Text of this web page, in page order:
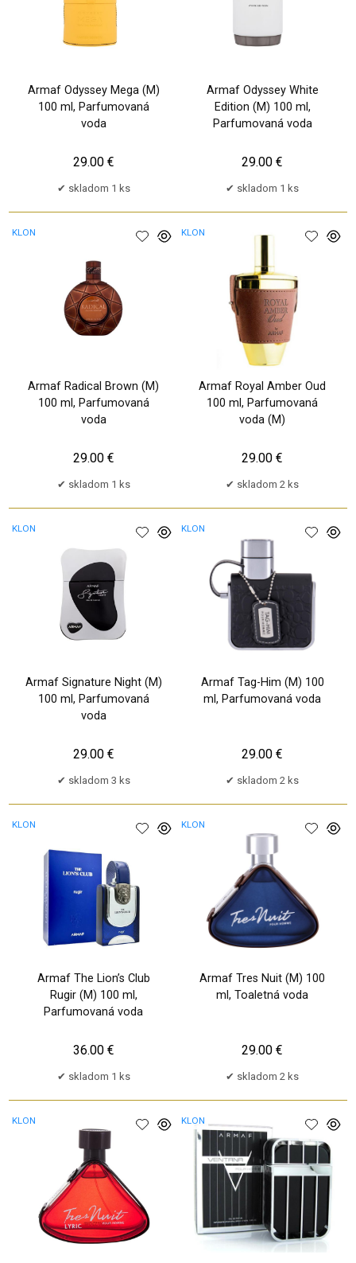
Armaf Odyssey Mega (M)
100 ml, Parfumovaná
voda
skladom 1 ks
29.00 €
Armaf Odyssey White
Edition (M) 100 ml,
Parfumovaná voda
skladom 1 ks
29.00 €
Armaf Radical Brown (M)
100 ml, Parfumovaná
voda
KLON
skladom 1 ks
29.00 €
Armaf Royal Amber Oud
100 ml, Parfumovaná
voda (M)
KLON
skladom 2 ks
29.00 €
Armaf Signature Night (M)
100 ml, Parfumovaná
voda
KLON
skladom 3 ks
29.00 €
Armaf Tag-Him (M) 100
ml, Parfumovaná voda
KLON
skladom 2 ks
29.00 €
Armaf The Lion’s Club
Rugir (M) 100 ml,
Parfumovaná voda
KLON
skladom 1 ks
36.00 €
Armaf Tres Nuit (M) 100
ml, Toaletná voda
KLON
skladom 2 ks
29.00 €
KLON KLON